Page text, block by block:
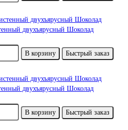
двухъярусный Шоколад
В корзину
Быстрый заказ
двухъярусный Шоколад
В корзину
Быстрый заказ